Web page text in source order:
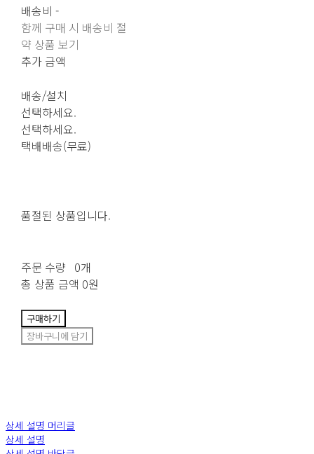
배송비 -
함께 구매 시 배송비 절
약 상품 보기
추가 금액
배송/설치
선택하세요.
선택하세요.
택배배송(무료)
품절된 상품입니다.
주문 수량 0개
총 상품 금액 0원
구매하기
장바구니에 담기
상세 설명 머리글
상세 설명